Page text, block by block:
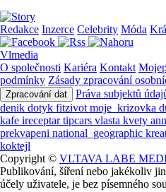
Redakce Inzerce Celebrity Móda
Vlmedia
O společnosti Kariéra Kontakt
podmínky Zásady zpracování
Zpracování dat
Práva subjektů
denik dotyk fitzivot moje_krizovka
kafe ireceptartipcars vlasta kvety
prekvapeni national_geographic
koktejl
Copyright © VLTAVA LABE
Publikování, šíření nebo jakékoliv
účely uživatele, je bez písemného